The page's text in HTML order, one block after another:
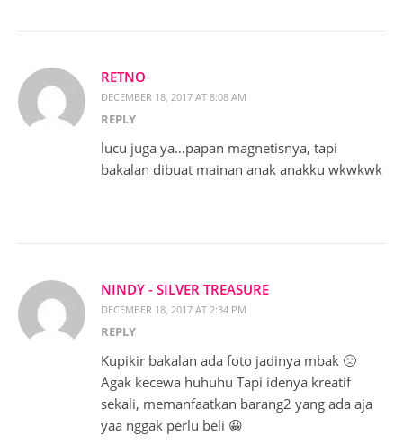
RETNO
DECEMBER 18, 2017 AT 8:08 AM
REPLY
lucu juga ya…papan magnetisnya, tapi
bakalan dibuat mainan anak anakku wkwkwk
NINDY - SILVER TREASURE
DECEMBER 18, 2017 AT 2:34 PM
REPLY
Kupikir bakalan ada foto jadinya mbak 🙁
Agak kecewa huhuhu Tapi idenya kreatif
sekali, memanfaatkan barang2 yang ada aja
yaa nggak perlu beli 😀